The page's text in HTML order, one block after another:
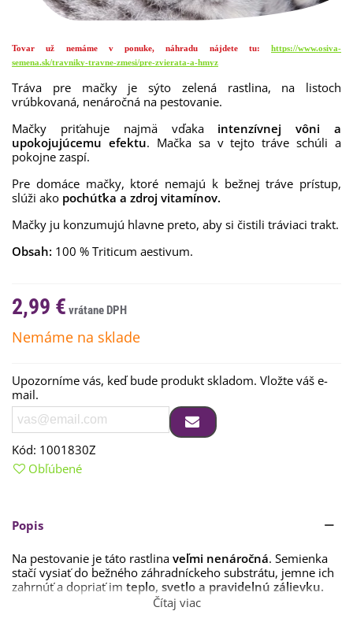
Tovar už nemáme v ponuke, náhradu nájdete tu: https://www.osiva-
semena.sk/travniky-travne-zmesi/pre-zvierata-a-hmyz
Tráva pre mačky je sýto zelená rastlina, na
listoch
vrúbkovaná, nenáročná na pestovanie.
Mačky
priťahuje najmä vďaka intenzívnej vôni
a
upokojujúcemu efektu. Mačka sa v tejto tráve schúli a
pokojne zaspí.
Pre domáce mačky, ktoré nemajú k bežnej tráve prístup,
slúži ako pochúťka a zdroj vitamínov.
Mačky ju konzumujú hlavne preto, aby si čistili tráviaci trakt.
Obsah: 100 % Triticum aestivum.
2,99 €
Nemáme na sklade
Upozorníme vás, keď bude produkt skladom. Vložte váš e-
mail.
Kód: 1001830Z
Obľúbené
Popis
Na pestovanie je táto rastlina veľmi nenáročná. Semienka
stačí vysiať do bežného záhradníckeho substrátu, jemne ich
zahrnúť a dopriať im teplo, svetlo a pravidelnú zálievku.
Vypestovať si ich môžete celoročne v interiéri v kvetináči.
Čítaj viac